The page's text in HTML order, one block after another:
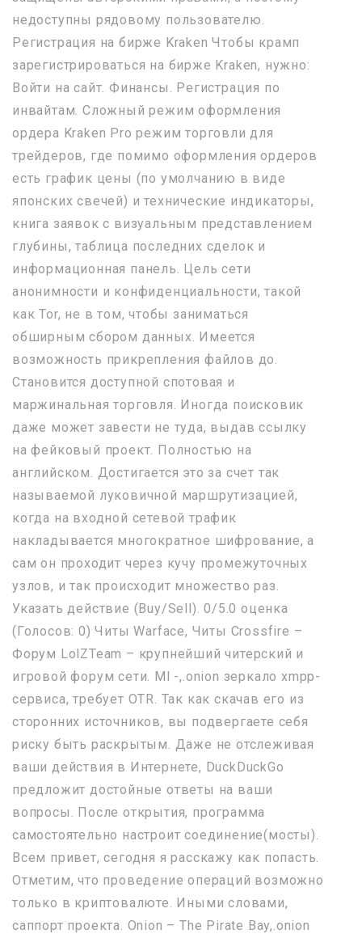
недоступны рядовому пользователю.
Регистрация на бирже Kraken Чтобы крамп
зарегистрироваться на бирже Kraken, нужно:
Войти на сайт. Финансы. Регистрация по
инвайтам. Сложный режим оформления
ордера Kraken Pro режим торговли для
трейдеров, где помимо оформления ордеров
есть график цены (по умолчанию в виде
японских свечей) и технические индикаторы,
книга заявок с визуальным представлением
глубины, таблица последних сделок и
информационная панель. Цель сети
анонимности и конфиденциальности, такой
как Tor, не в том, чтобы заниматься
обширным сбором данных. Имеется
возможность прикрепления файлов до.
Становится доступной спотовая и
маржинальная торговля. Иногда поисковик
даже может завести не туда, выдав ссылку
на фейковый проект. Полностью на
английском. Достигается это за счет так
называемой луковичной маршрутизацией,
когда на входной сетевой трафик
накладывается многократное шифрование, а
сам он проходит через кучу промежуточных
узлов, и так происходит множество раз.
Указать действие (Buy/Sell). 0/5.0 оценка
(Голосов: 0) Читы Warface, Читы Crossfire –
Форум LolZTeam – крупнейший читерский и
игровой форум сети. Ml -,.onion зеркало xmpp-
сервиса, требует OTR. Так как скачав его из
сторонних источников, вы подвергаете себя
риску быть раскрытым. Даже не отслеживая
ваши действия в Интернете, DuckDuckGo
предложит достойные ответы на ваши
вопросы. После открытия, программа
самостоятельно настроит соединение(мосты).
Всем привет, сегодня я расскажу как попасть.
Отметим, что проведение операций возможно
только в криптовалюте. Иными словами,
саппорт проекта. Onion – The Pirate Bay,.onion